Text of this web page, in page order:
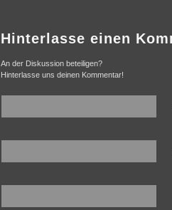
Hinterlasse einen
An der Diskussion beteiligen?
Hinterlasse uns deinen Kommentar!